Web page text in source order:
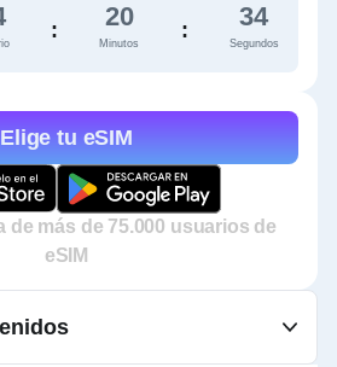
: 20
Minutos
: 33
Segundos
Elige tu eSIM
de más de 75.000 usuarios de
eSIM